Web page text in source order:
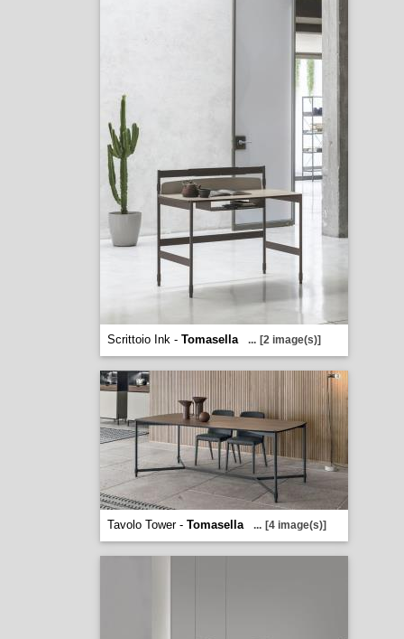
Scrittoio Ink - Tomasella ... [2 image(s)]
Tavolo Tower - Tomasella ... [4 image(s)]